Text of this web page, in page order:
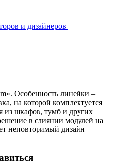
и дизайнеров
Особенность линейки –
на которой комплектуется
из шкафов, тумб и других
в слиянии модулей на
неповторимый дизайн